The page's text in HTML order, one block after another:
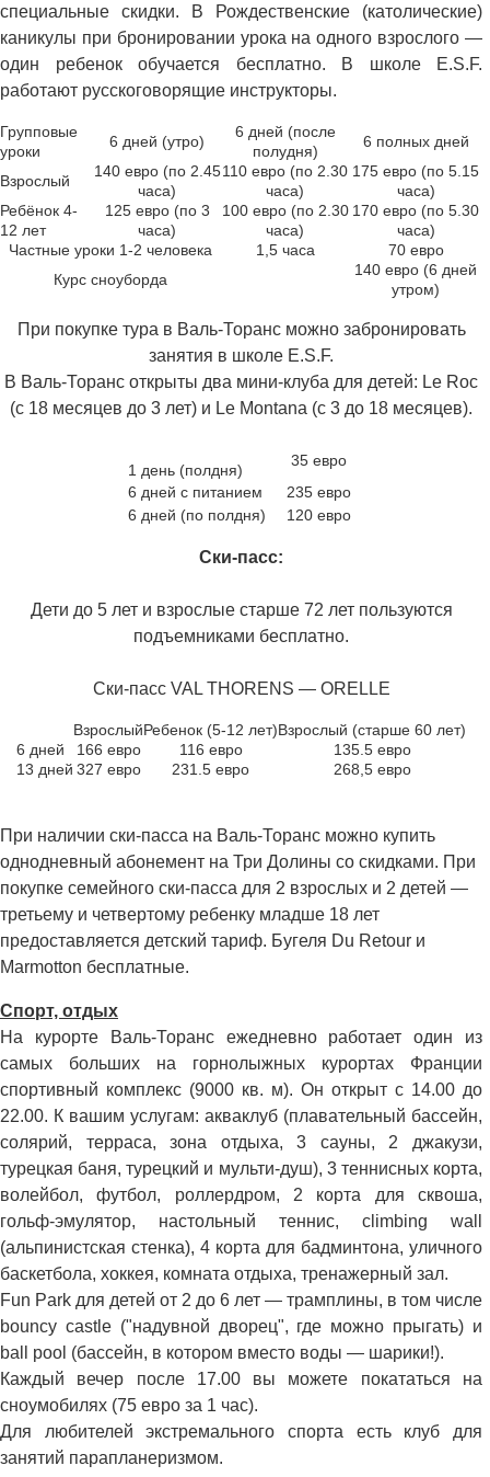
специальные скидки. В Рождественские (католические)
каникулы при бронировании урока на одного взрослого —
один ребенок обучается бесплатно. В школе E.S.F.
работают русскоговорящие инструкторы.
Групповые
уроки
6 дней (утро)
6 дней (после
полудня)
6 полных дней
Взрослый
140 евро (по 2.45
часа)
110 евро (по 2.30
часа)
175 евро (по 5.15
часа)
Ребёнок 4-
12 лет
125 евро (по 3
часа)
100 евро (по 2.30
часа)
170 евро (по 5.30
часа)
Частные уроки 1-2 человека
1,5 часа
70 евро
Курс сноуборда
140 евро (6 дней
утром)
При покупке тура в Валь-Торанс можно забронировать
занятия в школе E.S.F.
В Валь-Торанс открыты два мини-клуба для детей: Le Roc
(с 18 месяцев до 3 лет) и Le Montana (с 3 до 18 месяцев).
1 день (полдня)
35 евро
6 дней с питанием
235 евро
6 дней (по полдня)
120 евро
Ски-пасс:
Дети до 5 лет и взрослые старше 72 лет пользуются
подъемниками бесплатно.
Ски-пасс VAL THORENS — ORELLE
ВзрослыйРебенок (5-12 лет)Взрослый (старше 60 лет)
6 дней
166 евро 116 евро
135.5 евро
13 дней 327 евро 231.5 евро 268,5 евро
При наличии ски-пасса на Валь-Торанс можно купить
однодневный абонемент на Три Долины со скидками. При
покупке семейного ски-пасса для 2 взрослых и 2 детей —
третьему и четвертому ребенку младше 18 лет
предоставляется детский тариф. Бугеля Du Retour и
Marmotton бесплатные.
Спорт, отдых
На курорте Валь-Торанс ежедневно работает один из
самых больших на горнолыжных курортах Франции
спортивный комплекс (9000 кв. м). Он открыт с 14.00 до
22.00. К вашим услугам: акваклуб (плавательный бассейн,
солярий, терраса, зона отдыха, 3 сауны, 2 джакузи,
турецкая баня, турецкий и мульти-душ), 3 теннисных корта,
волейбол, футбол, роллердром, 2 корта для сквоша,
гольф-эмулятор, настольный теннис, climbing wall
(альпинистская стенка), 4 корта для бадминтона, уличного
баскетбола, хоккея, комната отдыха, тренажерный зал.
Fun Park для детей от 2 до 6 лет — трамплины, в том числе
bouncy castle ("надувной дворец", где можно прыгать) и
ball pool (бассейн, в котором вместо воды — шарики!).
Каждый вечер после 17.00 вы можете покататься на
сноумобилях (75 евро за 1 час).
Для любителей экстремального спорта есть клуб для
занятий парапланеризмом.